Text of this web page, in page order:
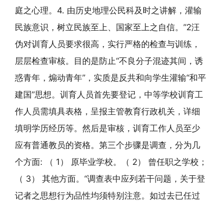
庭之心理。4. 由历史地理公民科及时之讲解，灌输
民族意识，树立民族至上、国家至上之自信。”2汪
伪对训育人员要求很高，实行严格的检查与训练，
层层检查审核。目的是防止“不良分子混迹其间，诱
惑青年，煽动青年”，实质是反共和向学生灌输“和平
建国”思想。训育人员首先要登记，中等学校训育工
作人员需填具表格，呈报主管教育行政机关，详细
填明学历经历等。然后是审核，训育工作人员至少
应有普通教员的资格。第三个步骤是调查，分为几
个方面: （ 1） 原毕业学校。（ 2） 曾任职之学校；
（ 3） 其他方面。“调查表中应列若干问题，关于登
记者之思想行为品性均须特别注意。如过去已任过